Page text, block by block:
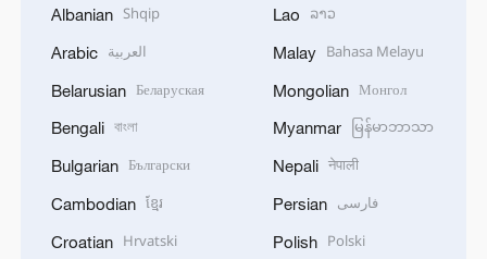
Albanian Shqip
Arabic العربية
Belarusian Беларуская
Bengali বাংলা
Bulgarian Български
Cambodian ខ្មែរ
Croatian Hrvatski
Lao ລາວ
Malay Bahasa Melayu
Mongolian Монгол
Myanmar မြန်မာဘာသာ
Nepali नेपाली
Persian فارسی
Polish Polski